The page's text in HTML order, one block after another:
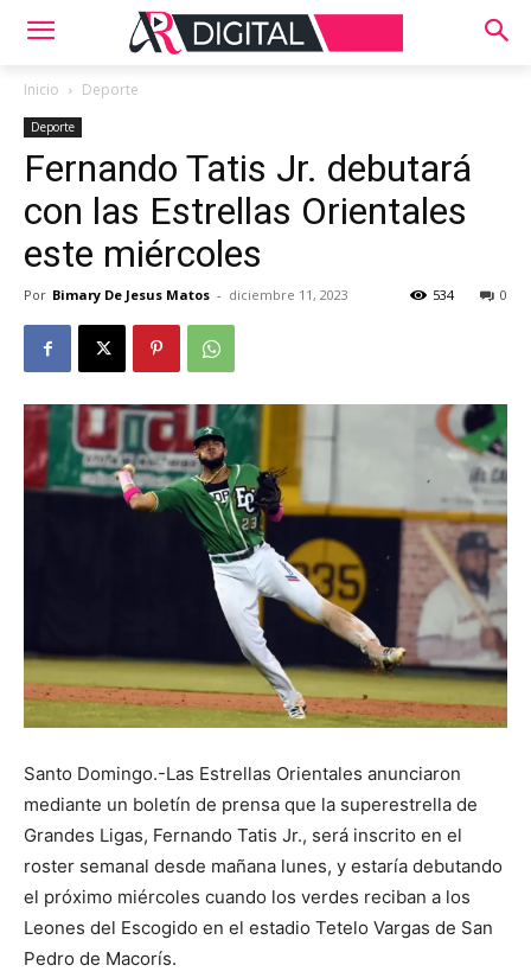
Inicio Deporte
Deporte
Fernando Tatis Jr. debutará
con las Estrellas Orientales
este miércoles
Por Bimary De Jesus Matos - diciembre 11, 2023 0
534
Santo Domingo.-Las Estrellas Orientales anunciaron
mediante un boletín de prensa que la superestrella de
Grandes Ligas, Fernando Tatis Jr., será inscrito en el
roster semanal desde mañana lunes, y estaría debutando
el próximo miércoles cuando los verdes reciban a los
Leones del Escogido en el estadio Tetelo Vargas de San
Pedro de Macorís.